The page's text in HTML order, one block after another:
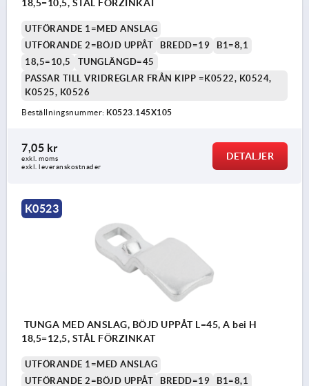
18,5=10,5, STÅL FÖRZINKAT
UTFÖRANDE 1=MED ANSLAG
UTFÖRANDE 2=BÖJD UPPÅT
BREDD=19
B1=8,1
18,5=10,5
TUNGLÄNGD=45
PASSAR TILL VRIDREGLAR FRÅN KIPP =K0522, K0524,
K0525, K0526
Beställningsnummer: K0523.145X105
7,05 kr
exkl. moms
exkl. leveranskostnader
DETALJER
K0523
TUNGA MED ANSLAG, BÖJD UPPÅT L=45, A bei H
18,5=12,5, STÅL FÖRZINKAT
UTFÖRANDE 1=MED ANSLAG
UTFÖRANDE 2=BÖJD UPPÅT
BREDD=19
B1=8,1